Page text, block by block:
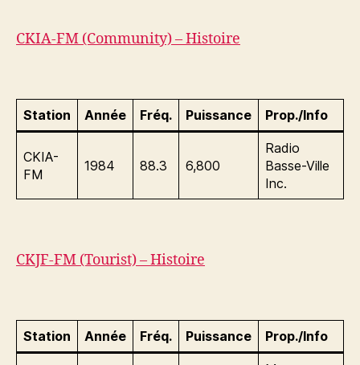
CKIA-FM (Community) – Histoire
Station Année Fréq. Puissance Prop./Info
CKIA-
FM
1984 88.3 6,800
Radio
Basse-Ville
Inc.
CKJF-FM (Tourist) – Histoire
Station Année Fréq. Puissance Prop./Info